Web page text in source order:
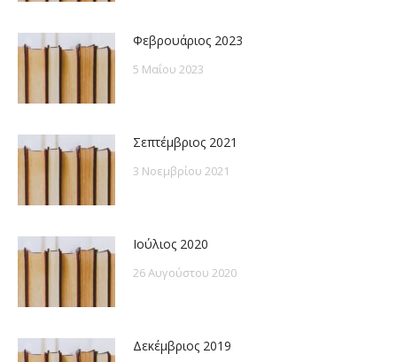
Φεβρουάριος 2023
5 Μαΐου 2023
Σεπτέμβριος 2021
3 Νοεμβρίου 2021
Ιούλιος 2020
26 Αυγούστου 2020
Δεκέμβριος 2019